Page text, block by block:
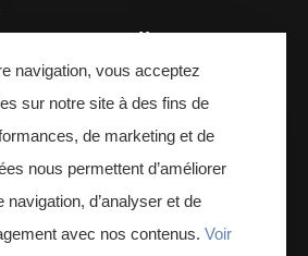
Instagram Youtube
navigation, vous acceptez
sur notre site à des fins de
de marketing et de
nous permettent d’améliorer
d’analyser et de
avec nos contenus. Voir